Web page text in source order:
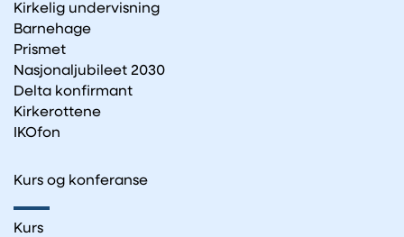
Kirkelig undervisning
Barnehage
Prismet
Nasjonaljubileet 2030
Delta konfirmant
Kirkerottene
IKOfon
Kurs og konferanse
Kurs